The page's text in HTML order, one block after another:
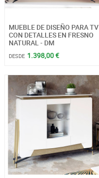
MUEBLE DE DISEÑO PARA TV
CON DETALLES EN FRESNO
NATURAL - DM
DESDE 1.398,00 €